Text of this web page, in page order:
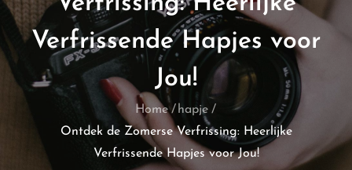
Verfrissende Hapjes voor
Jou!
Home
hapje
Ontdek de Zomerse Verfrissing: Heerlijke
Verfrissende Hapjes voor Jou!